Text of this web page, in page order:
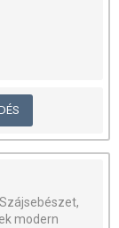
modern